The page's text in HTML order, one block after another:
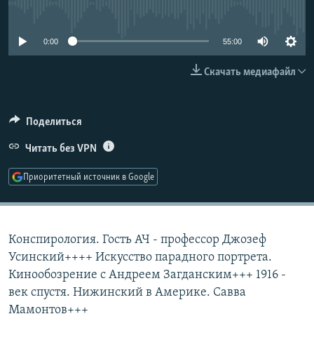
ПОДПИШИТЕСЬ НА РАССЫЛКУ
Все сайты РСЕ/РС
0:00 55:00
Скачать медиафайл
Поделиться
Читать без VPN
Приоритетный источник в Google
Конспирология. Гость АЧ - профессор Джозеф
Усинский++++ Искусство парадного портрета.
Кинообозрение с Андреем Загданским+++ 1916 -
век спустя. Нижинский в Америке. Савва
Мамонтов+++